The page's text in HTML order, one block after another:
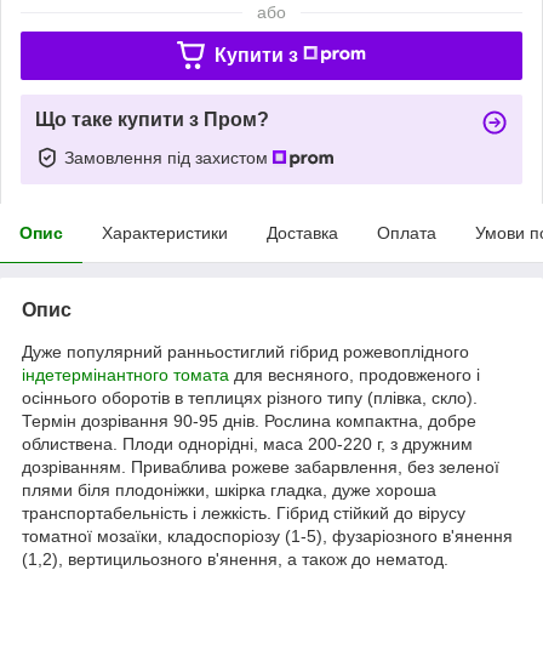
або
Купити з
Що таке купити з Пром?
Замовлення під захистом
Опис Характеристики Доставка Оплата Умови
Опис
Дуже популярний ранньостиглий гібрид рожевоплідного
індетермінантного томата для весняного, продовженого і
осіннього оборотів в теплицях різного типу (плівка, скло).
Термін дозрівання 90-95 днів. Рослина компактна, добре
облиствена. Плоди однорідні, маса 200-220 г, з дружним
дозріванням. Приваблива рожеве забарвлення, без зеленої
плями біля плодоніжки, шкірка гладка, дуже хороша
транспортабельність і лежкість. Гібрид стійкий до вірусу
томатної мозаїки, кладоспоріозу (1-5), фузаріозного в'янення
(1,2), вертицильозного в'янення, а також до нематод.